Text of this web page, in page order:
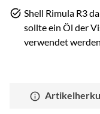
Shell Rimula R3
sollte ein Öl der
verwendet